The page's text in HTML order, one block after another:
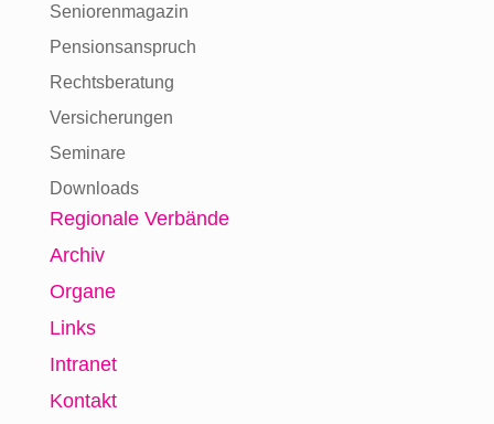
Seniorenmagazin
Pensionsanspruch
Rechtsberatung
Versicherungen
Seminare
Downloads
Regionale Verbände
Archiv
Organe
Links
Intranet
Kontakt